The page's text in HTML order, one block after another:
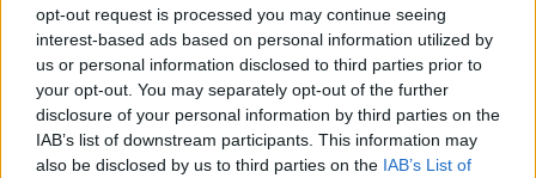
opt-out request is processed you may continue seeing
interest-based ads based on personal information utilized by
us or personal information disclosed to third parties prior to
your opt-out. You may separately opt-out of the further
disclosure of your personal information by third parties on the
IAB’s list of downstream participants. This information may
also be disclosed by us to third parties on the IAB’s List of
Mini beindul
SOROZAT